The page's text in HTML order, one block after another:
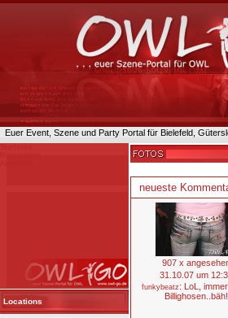
Euer Event, Szene und Party Portal für Bielefeld,
Locations
neueste
907 x
31.10.07 um
funkybeatz : LoL,
Billighosen..bäh!